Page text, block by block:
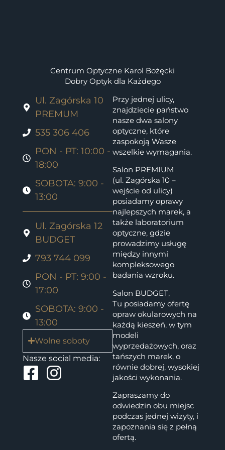
Centrum Optyczne Karol Bożęcki
Dobry Optyk dla Każdego
Ul. Zagórska 10
PREMUM
535 306 406
PON - PT: 10:00 -
18:00
SOBOTA: 9:00 -
13:00
Ul. Zagórska 12
BUDGET
793 744 099
PON - PT: 9:00 -
17:00
SOBOTA: 9:00 -
13:00
Wolne soboty
Nasze social media:
Przy jednej ulicy,
znajdziecie państwo
nasze dwa salony
optyczne, które
zaspokoją Wasze
wszelkie wymagania.
Salon PREMIUM
(ul. Zagórska 10 –
wejście od ulicy)
posiadamy oprawy
najlepszych marek, a
także laboratorium
optyczne, gdzie
prowadzimy usługę
między innymi
kompleksowego
badania wzroku.
Salon BUDGET,
Tu posiadamy ofertę
opraw okularowych na
każdą kieszeń, w tym
modeli
wyprzedażowych, oraz
tańszych marek, o
równie dobrej, wysokiej
jakości wykonania.
Zapraszamy do
odwiedzin obu miejsc
podczas jednej wizyty, i
zapoznania się z pełną
ofertą.